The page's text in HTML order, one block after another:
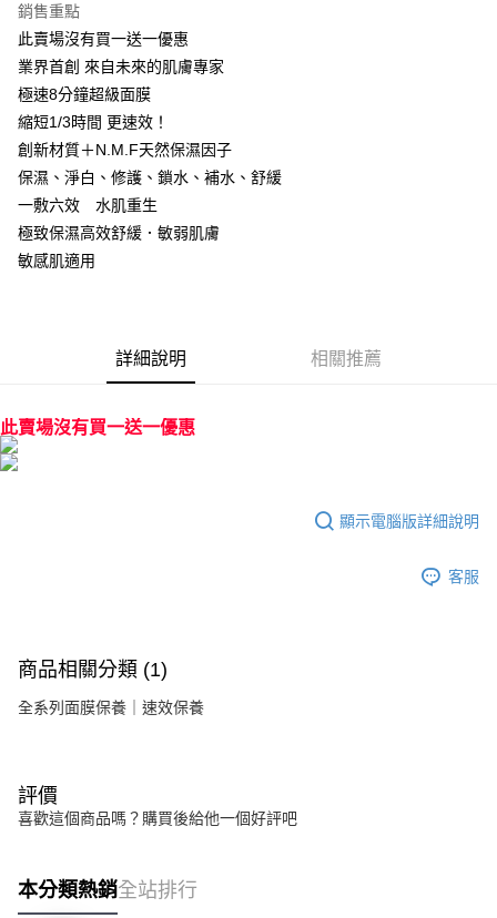
１．透過由恩沛科技股份有限公司提供之「AFTEE先享後付」服務完成之交
易，需依本服務之必要範圍內提供個人資料，並將交易相關給付款項請求債
２．關於個人資料處理事宜，請瀏覽以下網址：
https://aftee.tw/terms/#terms3
３．未成年的使用者請事先徵得法定代理人或監護人之同意方可使用
「AFTEE先享後付」，若未經同意申辦者引起之損失，本公司不負相關責
任。
４．使用「AFTEE先享後付」時，將依據個別帳號之用戶狀況，依本公司即
請求用戶進行身份認證。
５．嚴禁一人註冊多個帳號或使用他人資訊註冊。若發現惡意使用之情形，
恩沛科技股份有限公司將有權停止該用戶之使用額度並採取法律行動。
每筆NT$100，滿NT$600(含以上)免運費
付款後7-11取貨
每筆NT$100，滿NT$600(含以上)免運費
宅配
每筆NT$100，滿NT$600(含以上)免運費
宅配(離島)
每筆NT$150，滿NT$1,500(含以上)免運費
海外配送
海外配送(港澳)
銷售重點
此賣場沒有買一送一優惠
業界首創 來自未來的肌膚專家
極速8分鐘超級面膜
縮短1/3時間 更速效！
創新材質＋N.M.F天然保濕因子
保濕、淨白、修護、鎖水、補水、舒緩
一敷六效 水肌重生
極致保濕高效舒緩．敏弱肌膚
敏感肌適用
詳細說明 相關推薦
此賣場沒有買一送一優惠
顯示電腦版詳細說明
客服
商品相關分類 (1)
全系列面膜保養｜速效保養
評價
喜歡這個商品嗎？購買後給他一個好評吧
本分類熱銷全站排行